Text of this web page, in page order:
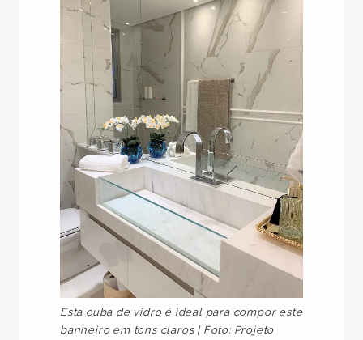
Esta cuba de vidro é ideal para compor este
banheiro em tons claros | Foto: Projeto